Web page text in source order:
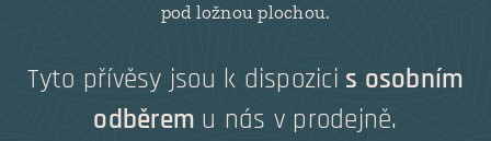
pod ložnou plochou.
Tyto přívěsy jsou k dispozici s osobním
odběrem u nás v prodejně.